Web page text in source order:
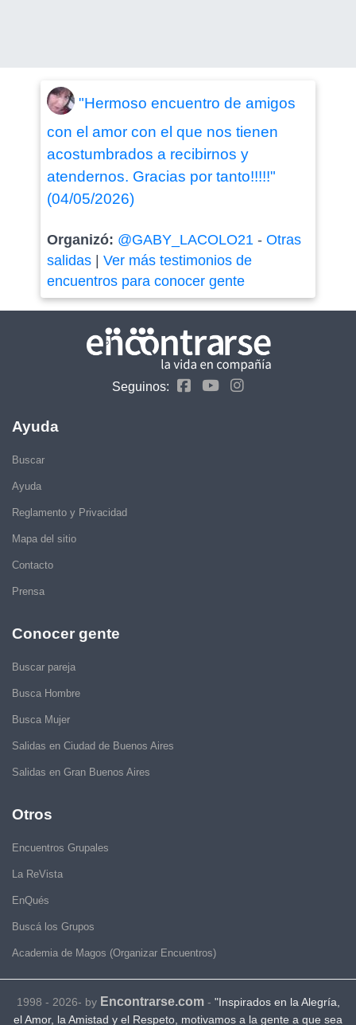
"Hermoso encuentro de amigos
con el amor con el que nos tienen
acostumbrados a recibirnos y
atendernos. Gracias por tanto!!!!!"
(04/05/2026)
Organizó: @GABY_LACOLO21- Otras
salidas| Ver más testimonios de
encuentros para conocer gente
Seguinos:
Ayuda
Buscar
Ayuda
Reglamento y Privacidad
Mapa del sitio
Contacto
Prensa
Conocer gente
Buscar pareja
Busca Hombre
Busca Mujer
Salidas en Ciudad de Buenos Aires
Salidas en Gran Buenos Aires
Otros
Encuentros Grupales
La ReVista
EnQués
Buscá los Grupos
Academia de Magos (Organizar Encuentros)
1998 - 2026- by Encontrarse.com- "Inspirados en la Alegría,
el Amor, la Amistad y el Respeto, motivamos a la gente a que sea